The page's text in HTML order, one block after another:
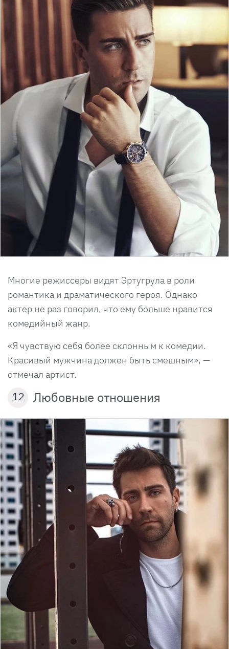
Многие режиссеры видят Эртугрула в роли
романтика и драматического героя. Однако
актер не раз говорил, что ему больше нравится
комедийный жанр.
«Я чувствую себя более склонным к комедии.
Красивый мужчина должен быть смешным», —
отмечал артист.
12 Любовные отношения